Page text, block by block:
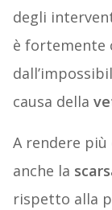
degli
è fortemente
causa della
A rendere
anche la
rispetto alla